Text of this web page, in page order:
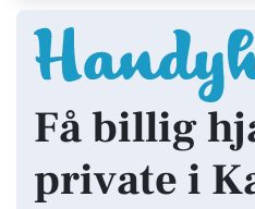
Få billig
private i